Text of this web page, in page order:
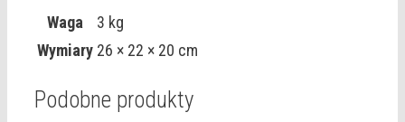
Waga
3 kg
Wymiary 26 × 22 × 20 cm
Podobne produkty